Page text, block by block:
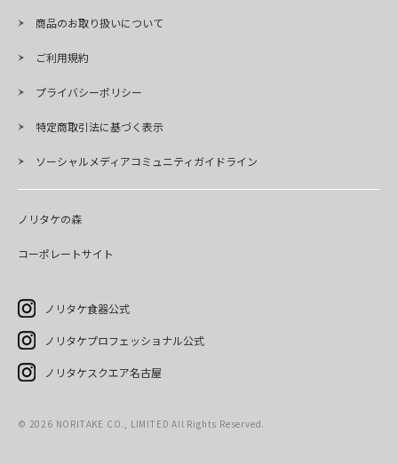
商品のお取り扱いについて
ご利用規約
プライバシーポリシー
特定商取引法に基づく表示
ソーシャルメディアコミュニティガイドライン
ノリタケの森
コーポレートサイト
ノリタケ食器公式
ノリタケプロフェッショナル公式
ノリタケスクエア名古屋
© 2026 NORITAKE CO., LIMITED All Rights Reserved.